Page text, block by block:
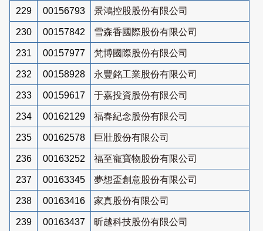
229 00156793 景鴻控股股份有限公司
230 00157842 雪森香國際股份有限公司
231 00157977 梵博國際股份有限公司
232 00158928 永豐銘工業股份有限公司
233 00159617 于嘉投資股份有限公司
234 00162129 福春紀念股份有限公司
235 00162578 巨壯股份有限公司
236 00163252 福至寵寶物股份有限公司
237 00163345 夢想盃創意股份有限公司
238 00163416 家真股份有限公司
239 00163437 昕越科技股份有限公司